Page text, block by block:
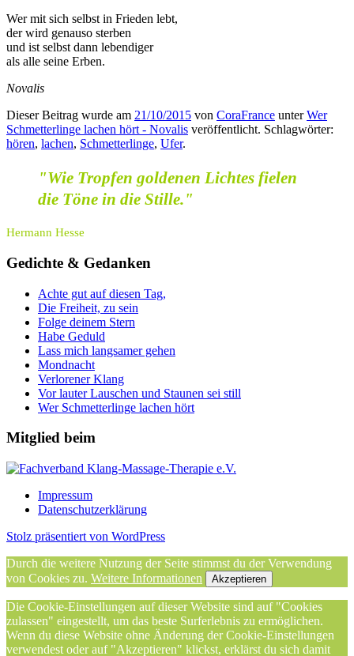
Wer mit sich selbst in Frieden lebt,
der wird genauso sterben
und ist selbst dann lebendiger
als alle seine Erben.
Novalis
Dieser Beitrag wurde am 21/10/2015 von CoraFrance unterWer
Schmetterlinge lachen hört - Novalis veröffentlicht. Schlagwörter:
hören, lachen, Schmetterlinge, Ufer.
"Wie Tropfen goldenen Lichtes fielen
die Töne in die Stille."
Hermann Hesse
Gedichte & Gedanken
Achte gut auf diesen Tag,
Die Freiheit, zu sein
Folge deinem Stern
Habe Geduld
Lass mich langsamer gehen
Mondnacht
Verlorener Klang
Vor lauter Lauschen und Staunen sei still
Wer Schmetterlinge lachen hört
Mitglied beim
Impressum
Datenschutzerklärung
Stolz präsentiert von WordPress
Durch die weitere Nutzung der Seite stimmst du der Verwendung
von Cookies zu. Weitere Informationen Akzeptieren
Die Cookie-Einstellungen auf dieser Website sind auf "Cookies
zulassen" eingestellt, um das beste Surferlebnis zu ermöglichen.
Wenn du diese Website ohne Änderung der Cookie-Einstellungen
verwendest oder auf "Akzeptieren" klickst, erklärst du sich damit